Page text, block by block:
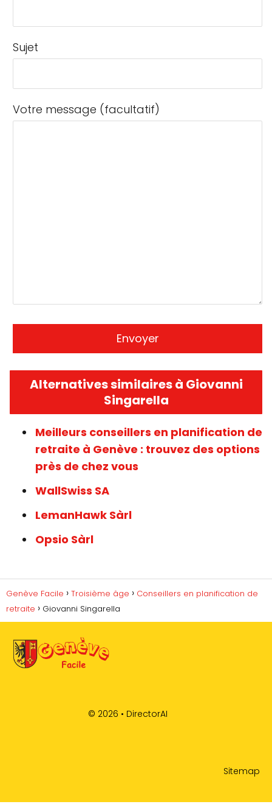
Sujet
Votre message (facultatif)
Alternatives similaires à Giovanni
Singarella
Meilleurs conseillers en planification de
retraite à Genève : trouvez des options
près de chez vous
WallSwiss SA
LemanHawk Sàrl
Opsio Sàrl
Genève Facile Troisième âge
Conseillers en planification de
retraite
Giovanni Singarella
© 2026 • DirectorAI
Sitemap